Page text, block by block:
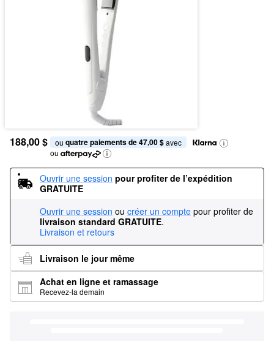
188,00 $ ou quatre paiements de 47,00 $ avec
ou
Ouvrir une session pour profiter de l’expédition
GRATUITE
Ouvrir une session ou créer un compte pour profiter de
livraison standard GRATUITE.
Livraison et retours
Livraison le jour même
Achat en ligne et ramassage
Recevez-la demain